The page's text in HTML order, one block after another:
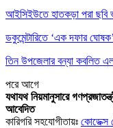
আইসিইউতে হাতকড়া পরা ছবি
ডকুমেন্টারিতে ‘এক দফার
তিন উপজেলার বন্যা কবলিত
পরেআগে
যথাযথ নিয়মানুসারে
আবেদিত
কারিগরি সহযোগীতায়ঃ কোডেক্স